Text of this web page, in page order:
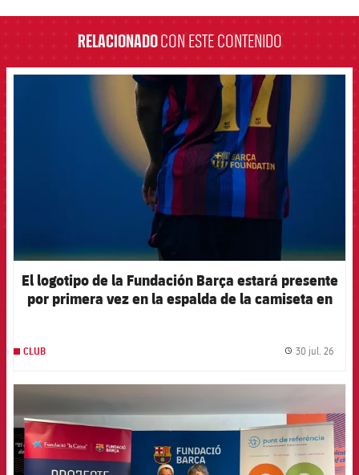
RELACIONADOCON ESTE CONTENIDO
FCB Barcelona badge
El logotipo de la Fundación Barça estará presente
por primera vez en la espalda de la camiseta en
CLUB 30 jul. 26